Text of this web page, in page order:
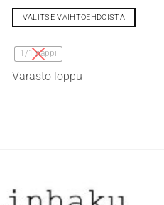
VALITSE VAIHTOEHDOISTA
tuotteella
on
useampi
1/1 nappi
Varasto loppu